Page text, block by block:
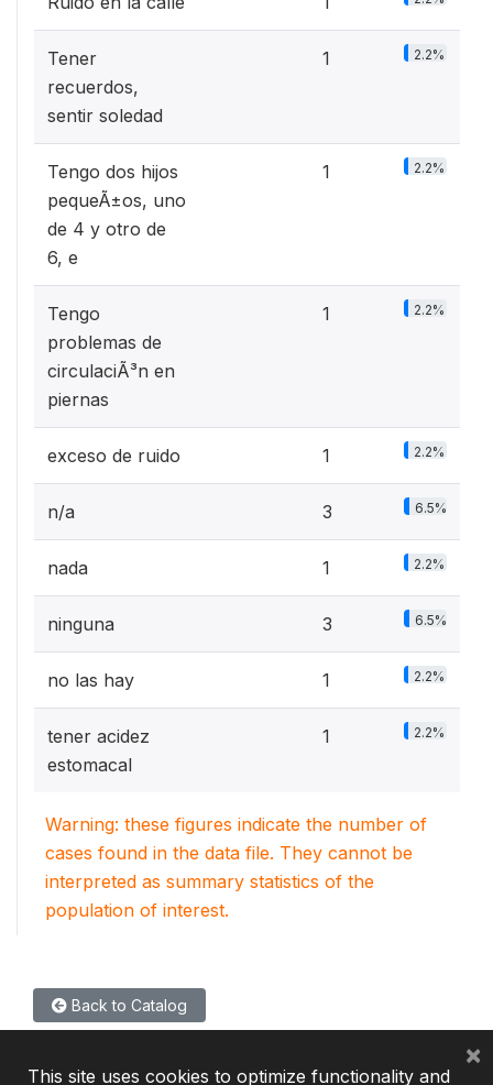
Tener
recuerdos,
sentir soledad
1 2.2%
Tengo dos hijos
pequeÃ±os, uno
de 4 y otro de
6, e
1 2.2%
Tengo
problemas de
circulaciÃ³n en
piernas
1 2.2%
exceso de ruido 1 2.2%
n/a 3 6.5%
nada 1 2.2%
ninguna 3 6.5%
no las hay 1 2.2%
tener acidez
estomacal
1 2.2%
Warning: these figures indicate the number of
cases found in the data file. They cannot be
interpreted as summary statistics of the
population of interest.
Back to Catalog
This site uses cookies to optimize functionality and
×